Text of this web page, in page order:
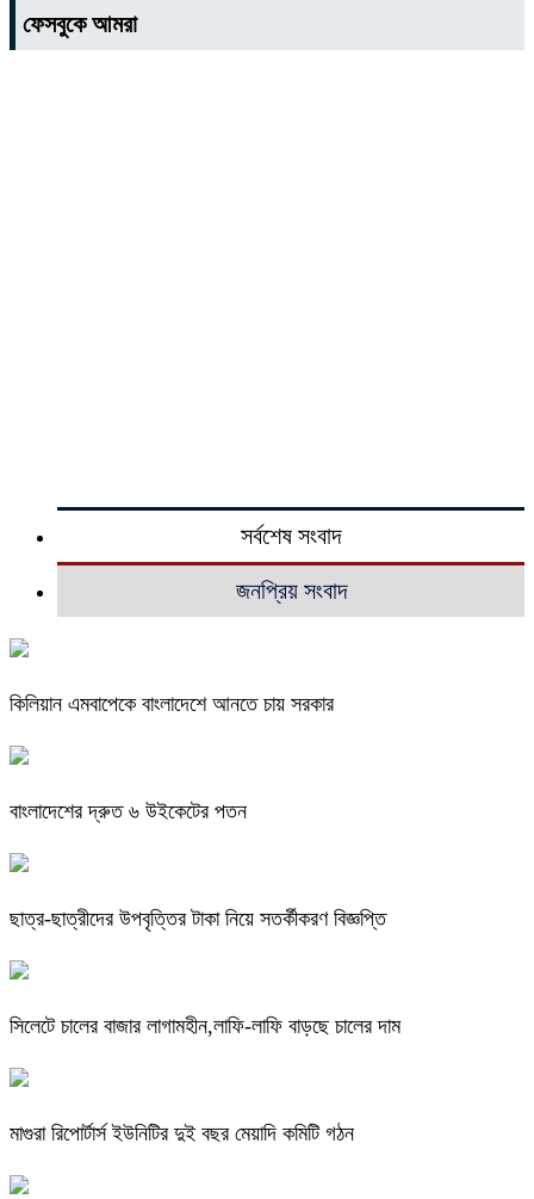
ফেসবুকে আমরা
সর্বশেষ সংবাদ
জনপ্রিয় সংবাদ
কিলিয়ান এমবাপেকে বাংলাদেশে আনতে চায় সরকার
বাংলাদেশের দ্রুত ৬ উইকেটের পতন
ছাত্র-ছাত্রীদের উপবৃত্তির টাকা নিয়ে সতর্কীকরণ বিজ্ঞপ্তি
সিলেটে চালের বাজার লাগামহীন,লাফি-লাফি বাড়ছে চালের দাম
মাগুরা রিপোর্টার্স ইউনিটির দুই বছর মেয়াদি কমিটি গঠন